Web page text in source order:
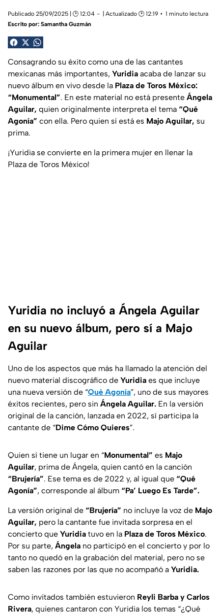
Publicado 25/09/2025 | 🕑 12:04 | Actualizado 🕑 12:19
1 minuto lectura
Escrito por: Samantha Guzmán
Consagrando su éxito como una de las cantantes
mexicanas más importantes, Yuridia acaba de lanzar su
nuevo álbum en vivo desde la Plaza de Toros México:
“Monumental”. En este material no está presente Ángela
Aguilar, quien originalmente interpreta el tema “Qué
Agonía” con ella. Pero quien sí está es Majo Aguilar, su
prima.
¡Yuridia se convierte en la primera mujer en llenar la
Plaza de Toros México!
Yuridia no incluyó a Ángela Aguilar
en su nuevo álbum, pero sí a Majo
Aguilar
Uno de los aspectos que más ha llamado la atención del
nuevo material discográfico de Yuridia es que incluye
una nueva versión de “Qué Agonía”, uno de sus mayores
éxitos recientes, pero sin Ángela Aguilar. En la versión
original de la canción, lanzada en 2022, sí participa la
cantante de “Dime Cómo Quieres”.
Quien sí tiene un lugar en “Monumental” es Majo
Aguilar, prima de Ángela, quien cantó en la canción
“Brujería”. Ese tema es de 2022 y, al igual que “Qué
Agonía”, corresponde al álbum “Pa’ Luego Es Tarde”.
La versión original de “Brujería” no incluye la voz de Majo
Aguilar, pero la cantante fue invitada sorpresa en el
concierto que Yuridia tuvo en la Plaza de Toros México.
Por su parte, Ángela no participó en el concierto y por lo
tanto no quedó en la grabación del material, pero no se
saben las razones por las que no acompañó a Yuridia.
Como invitados también estuvieron Reyli Barba y Carlos
Rivera, quienes cantaron con Yuridia los temas “¿Qué